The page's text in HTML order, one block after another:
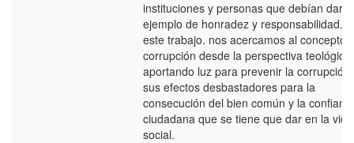
instituciones y personas que debían dar
ejemplo de honradez y responsabilidad.
este trabajo. nos acercamos al concepto
corrupción desde la perspectiva teológica,
aportando luz para prevenir la corrupción
sus efectos desbastadores para la
consecución del bien común y la
ciudadana que se tiene que dar en la vida
social.